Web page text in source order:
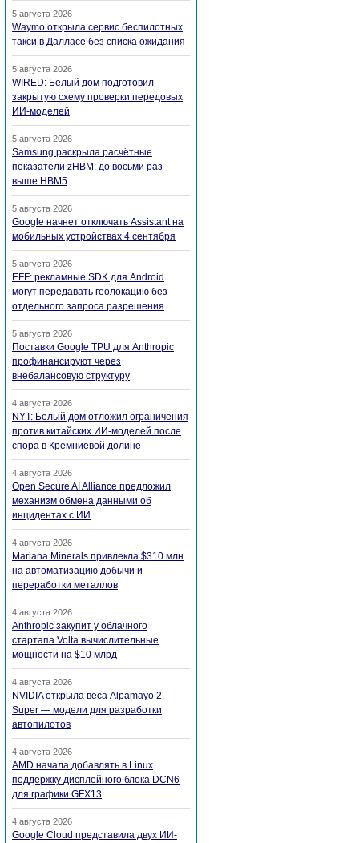
5 августа 2026
Waymo открыла сервис беспилотных
такси в Далласе без списка ожидания
5 августа 2026
WIRED: Белый дом подготовил
закрытую схему проверки передовых
ИИ-моделей
5 августа 2026
Samsung раскрыла расчётные
показатели zHBM: до восьми раз
выше HBM5
5 августа 2026
Google начнет отключать Assistant на
мобильных устройствах 4 сентября
5 августа 2026
EFF: рекламные SDK для Android
могут передавать геолокацию без
отдельного запроса разрешения
5 августа 2026
Поставки Google TPU для Anthropic
профинансируют через
внебалансовую структуру
4 августа 2026
NYT: Белый дом отложил ограничения
против китайских ИИ-моделей после
спора в Кремниевой долине
4 августа 2026
Open Secure AI Alliance предложил
механизм обмена данными об
инцидентах с ИИ
4 августа 2026
Mariana Minerals привлекла $310 млн
на автоматизацию добычи и
переработки металлов
4 августа 2026
Anthropic закупит у облачного
стартапа Volta вычислительные
мощности на $10 млрд
4 августа 2026
NVIDIA открыла веса Alpamayo 2
Super — модели для разработки
автопилотов
4 августа 2026
AMD начала добавлять в Linux
поддержку дисплейного блока DCN6
для графики GFX13
4 августа 2026
Google Cloud представила двух ИИ-